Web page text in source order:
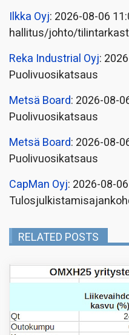
Ilkka Oyj: 2026-08-06
hallitus/johto/
Reka Industrial Oyj:
Puolivuosikatsaus
Metsä Board: 2026-08-
Puolivuosikatsaus
Metsä Board: 2026-08-
Puolivuosikatsaus
CapMan Oyj: 2026-08-
RELATED POSTS